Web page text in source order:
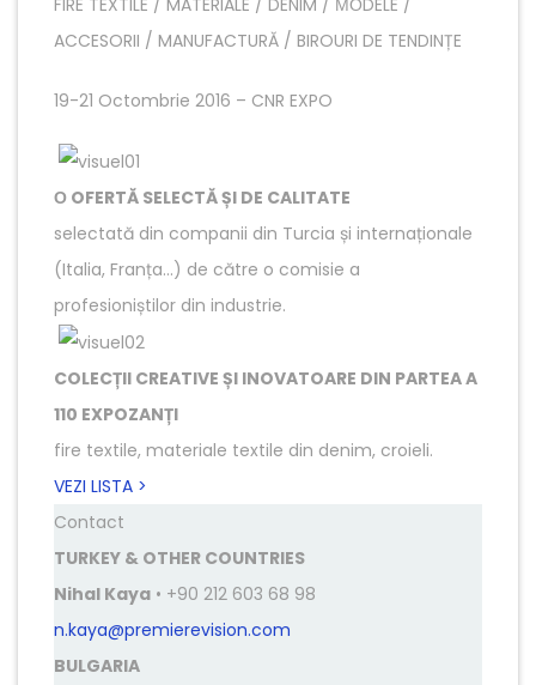
ACCESORII / MANUFACTURĂ / BIROURI DE TENDINȚE
19-21 Octombrie 2016 – CNR EXPO
О OFERTĂ SELECTĂ ȘI DE CALITATE
selectată din companii din Turcia și internaționale
(Italia, Franța…) de către o comisie a
profesioniștilor din industrie.
COLECȚII CREATIVE ȘI INOVATOARE DIN PARTEA A
110 EXPOZANȚI
fire textile, materiale textile din denim, croieli.
VEZI LISTA >
Contact
TURKEY & OTHER COUNTRIES
Nihal Kaya • +90 212 603 68 98
n.kaya@premierevision.com
BULGARIA